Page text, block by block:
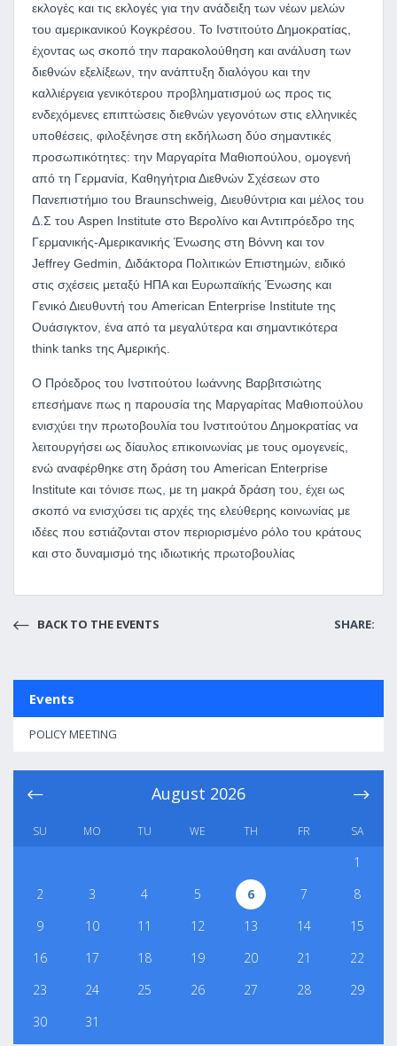
εκλογές και τις εκλογές για την ανάδειξη των νέων μελών
του αμερικανικού Κογκρέσου. Το Ινστιτούτο Δημοκρατίας,
έχοντας ως σκοπό την παρακολούθηση και ανάλυση των
διεθνών εξελίξεων, την ανάπτυξη διαλόγου και την
καλλιέργεια γενικότερου προβληματισμού ως προς τις
ενδεχόμενες επιπτώσεις διεθνών γεγονότων στις ελληνικές
υποθέσεις, φιλοξένησε στη εκδήλωση δύο σημαντικές
προσωπικότητες: την Μαργαρίτα Μαθιοπούλου, ομογενή
από τη Γερμανία, Καθηγήτρια Διεθνών Σχέσεων στο
Πανεπιστήμιο του Braunschweig, Διευθύντρια και μέλος του
Δ.Σ του Aspen Institute στο Βερολίνο και Αντιπρόεδρο της
Γερμανικής-Αμερικανικής Ένωσης στη Βόννη και τον
Jeffrey Gedmin, Διδάκτορα Πολιτικών Επιστημών, ειδικό
στις σχέσεις μεταξύ ΗΠΑ και Ευρωπαϊκής Ένωσης και
Γενικό Διευθυντή του American Enterprise Institute της
Ουάσιγκτον, ένα από τα μεγαλύτερα και σημαντικότερα
think tanks της Αμερικής.
Ο Πρόεδρος του Ινστιτούτου Ιωάννης Βαρβιτσιώτης
επεσήμανε πως η παρουσία της Μαργαρίτας Μαθιοπούλου
ενισχύει την πρωτοβουλία του Ινστιτούτου Δημοκρατίας να
λειτουργήσει ως δίαυλος επικοινωνίας με τους ομογενείς,
ενώ αναφέρθηκε στη δράση του American Enterprise
Institute και τόνισε πως, με τη μακρά δράση του, έχει ως
σκοπό να ενισχύσει τις αρχές της ελεύθερης κοινωνίας με
ιδέες που εστιάζονται στον περιορισμένο ρόλο του κράτους
και στο δυναμισμό της ιδιωτικής πρωτοβουλίας
BACK TO THE EVENTS SHARE:
Events
POLICY MEETING
August 2026
SU MO TU WE TH FR SA
1
2
3 4 5 6 7
8
9
10 11 12 13 14
15
16
17 18 19 20 21
22
23
24 25 26 27 28
29
30
31